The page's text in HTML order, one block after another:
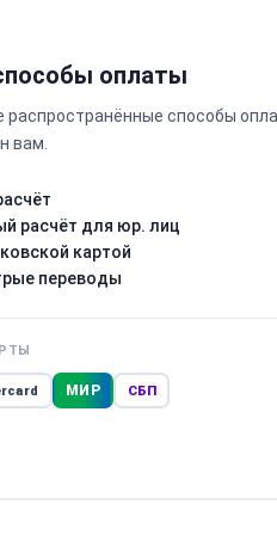
оплаты
распространённые способы
вам.
расчёт для юр. лиц
картой
переводы
МИР СБП